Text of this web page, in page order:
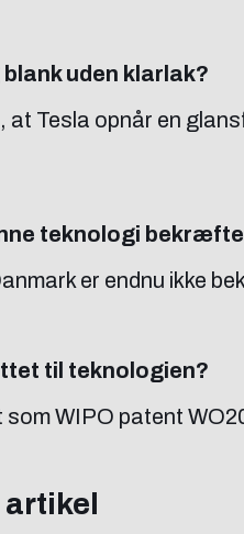
uden klarlak?
at Tesla opnår en
teknologi
er endnu ikke
til teknologien?
WIPO patent
artikel